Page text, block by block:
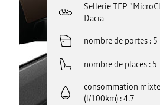
Sellerie TEP
Dacia
nombre de portes 5
nombre de places 5
consommation
(l/100km) 4.7